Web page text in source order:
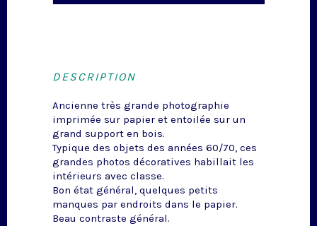
DESCRIPTION
Ancienne très grande photographie
imprimée sur papier et entoilée sur un
grand support en bois.
Typique des objets des années 60/70, ces
grandes photos décoratives habillait les
intérieurs avec classe.
Bon état général, quelques petits
manques par endroits dans le papier.
Beau contraste général.